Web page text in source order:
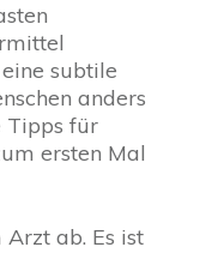
subtile
anders
Tipps für
ersten Mal
ab. Es ist